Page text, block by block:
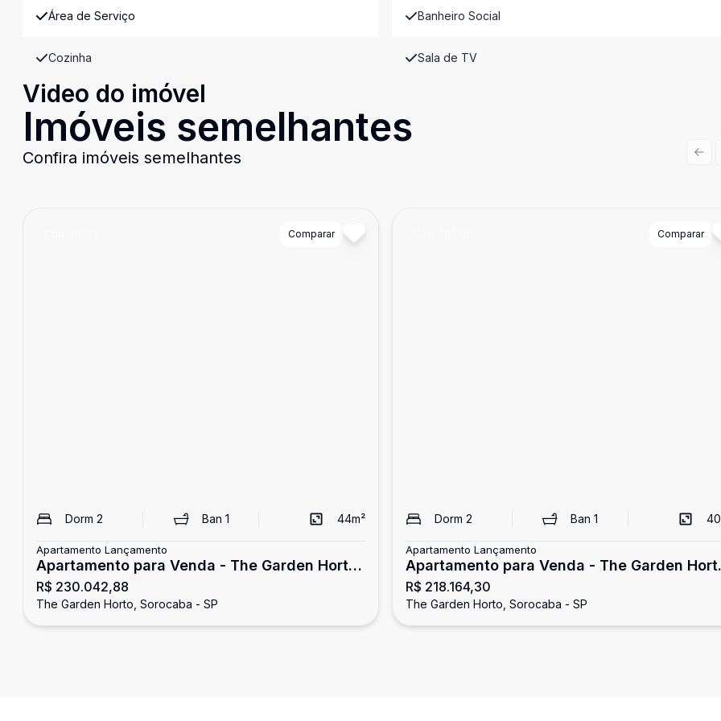
Área de Serviço Banheiro Social
Cozinha Sala de TV
Video do imóvel
Imóveis semelhantes
Confira imóveis semelhantes
Comparar
Dorm 2 Ban 1 44m²
Apartamento Lançamento
Apartamento para Venda - The Garden Horto
- Sorocaba/SP
R$ 230.042,88
The Garden Horto, Sorocaba - SP
Comparar
Dorm 2 Ban1 40
Apartamento Lançamento
Apartamento para Venda - The Garden
- Sorocaba/SP
R$ 218.164,30
The Garden Horto, Sorocaba - SP